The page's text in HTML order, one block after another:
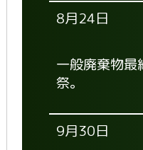
8月24日
一般廃棄物最
祭。
9月30日